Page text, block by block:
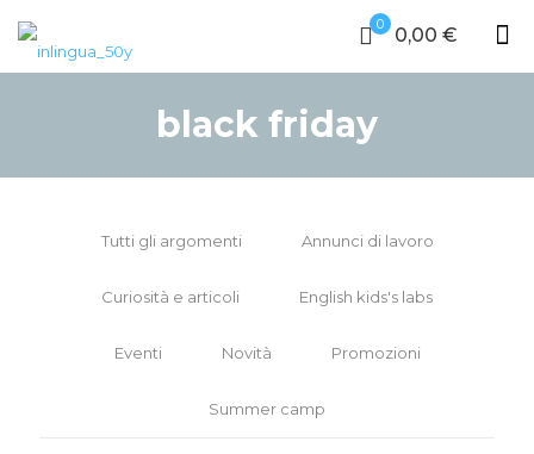
0 0,00 €
black friday
Tutti gli argomenti Annunci di lavoro
Curiosità e articoli English kids's labs
Eventi Novità Promozioni
Summer camp